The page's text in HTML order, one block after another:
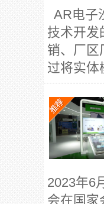
AR电子
技术开发
销、厂区
过将实体
2023年6
会在国家